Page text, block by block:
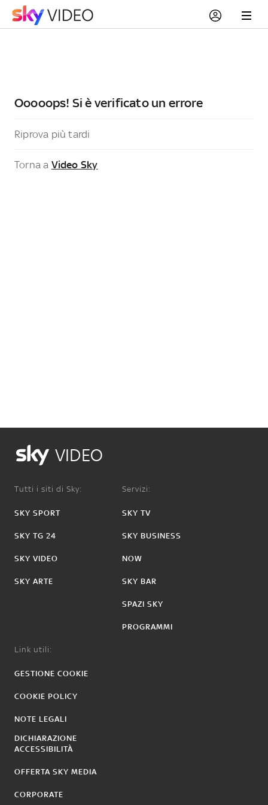
Ooooops! Si è verificato un errore
Riprova più tardi
Torna a Video Sky
VIDEO
Tutti i siti di Sky:
SKY SPORT
SKY TG 24
SKY VIDEO
SKY ARTE
Servizi:
SKY TV
SKY BUSINESS
NOW
SKY BAR
SPAZI SKY
PROGRAMMI
Link utili:
GESTIONE COOKIE
COOKIE POLICY
NOTE LEGALI
DICHIARAZIONE
ACCESSIBILITÀ
OFFERTA SKY MEDIA
CORPORATE